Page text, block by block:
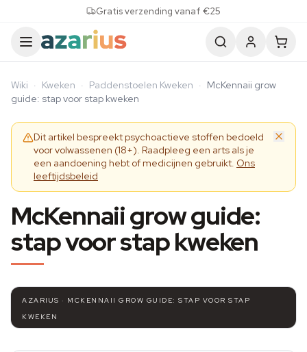
Gratis verzending vanaf €25
Wiki · Kweken · Paddenstoelen Kweken · McKennaii grow
guide: stap voor stap kweken
Dit artikel bespreekt psychoactieve stoffen bedoeld
voor volwassenen (18+). Raadpleeg een arts als je
een aandoening hebt of medicijnen gebruikt. Ons
leeftijdsbeleid
McKennaii grow guide:
stap voor stap kweken
AZARIUS · MCKENNAII GROW GUIDE: STAP VOOR STAP
KWEKEN